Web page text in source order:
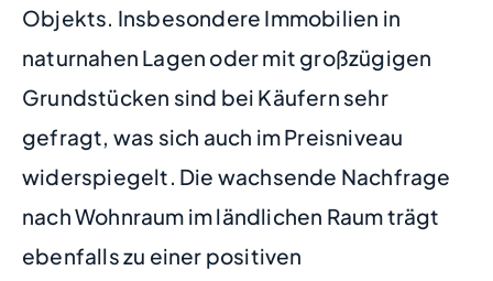
Objekts. Insbesondere Immobilien in
naturnahen Lagen oder mit großzügigen
Grundstücken sind bei Käufern sehr
gefragt, was sich auch im Preisniveau
widerspiegelt. Die wachsende Nachfrage
nach Wohnraum im ländlichen Raum trägt
ebenfalls zu einer positiven